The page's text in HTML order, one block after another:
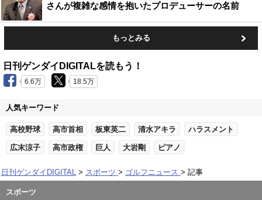
さんが複雑な感情を抱いたプロデューサーの名前
もっとみる
日刊ゲンダイDIGITALを読もう！
6.6万 18.5万
人気キーワード
高校野球 高市首相 板東英二 清水アキラ ハラスメント
広末涼子 高市政権 巨人 大岩剛 ピアノ
日刊ゲンダイDIGITAL スポーツ ゴルフニュース 記事
スポーツ